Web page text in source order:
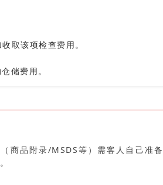
取该项检查费用。
储费用。
商品附录/MSDS等）需客人自己准